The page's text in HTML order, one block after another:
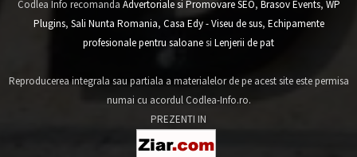
Codlea Info recomanda Advertoriale si Promovare SEO, Brasov Events, WP
Plugins, Sali Nunta Romania, Casa Edy - Viseu de sus, Echipamente
profesionale pentru saloanesi Lenjerii de pat
Reproducerea integrala sau partiala a materialelor de pe acest site este permisa
numai cu acordul Codlea-Info.ro.
PREZENTI IN